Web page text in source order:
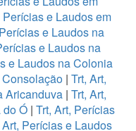
Perícias e Laudos em
e Laudos na
e Laudos na
e Laudos na Colonia
| Trt, Art,
Aricanduva| Trt, Art,
Ó| Trt, Art, Perícias
Art, Perícias e Laudos